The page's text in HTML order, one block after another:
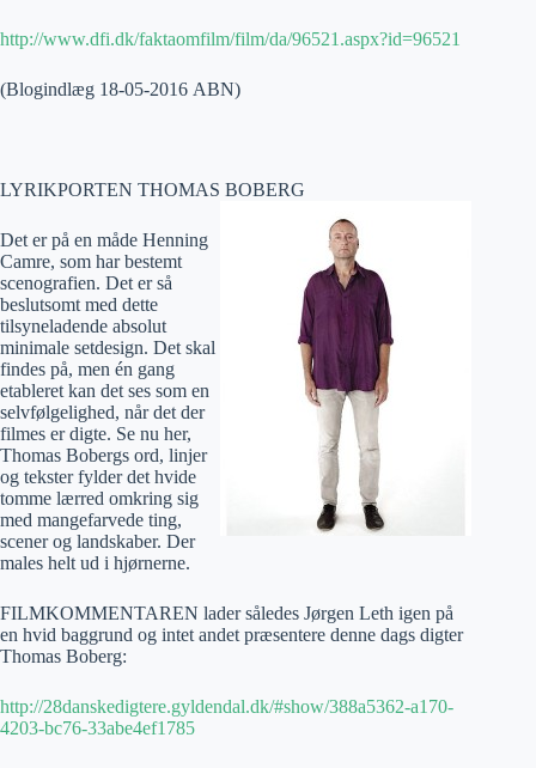
http://www.dfi.dk/faktaomfilm/film/da/96521.aspx?id=96521
(Blogindlæg 18-05-2016 ABN)
LYRIKPORTEN THOMAS BOBERG
Det er på en måde Henning
Camre, som har bestemt
scenografien. Det er så
beslutsomt med dette
tilsyneladende absolut
minimale setdesign. Det skal
findes på, men én gang
etableret kan det ses som en
selvfølgelighed, når det der
filmes er digte. Se nu her,
Thomas Bobergs ord, linjer
og tekster fylder det hvide
tomme lærred omkring sig
med mangefarvede ting,
scener og landskaber. Der
males helt ud i hjørnerne.
FILMKOMMENTAREN lader således Jørgen Leth igen på
en hvid baggrund og intet andet præsentere denne dags digter
Thomas Boberg:
http://28danskedigtere.gyldendal.dk/#show/388a5362-a170-
4203-bc76-33abe4ef1785